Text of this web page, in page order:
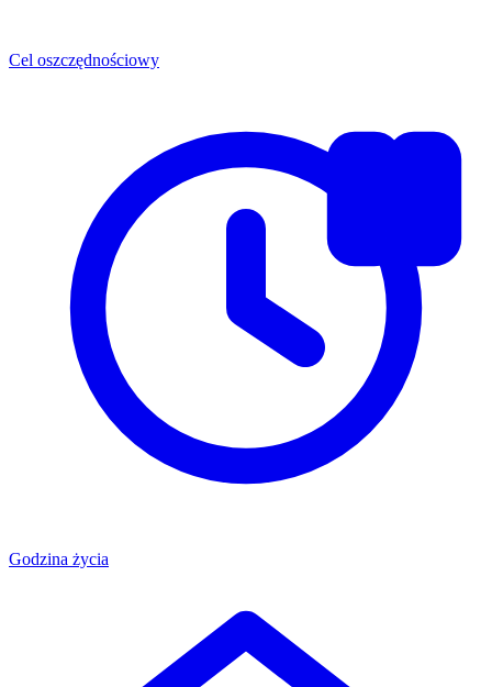
Cel oszczędnościowy
Godzina życia